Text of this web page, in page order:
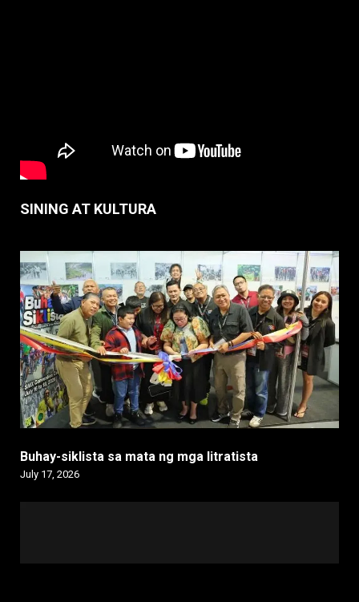
SINING AT KULTURA
Buhay-siklista sa mata ng mga litratista
July 17, 2026